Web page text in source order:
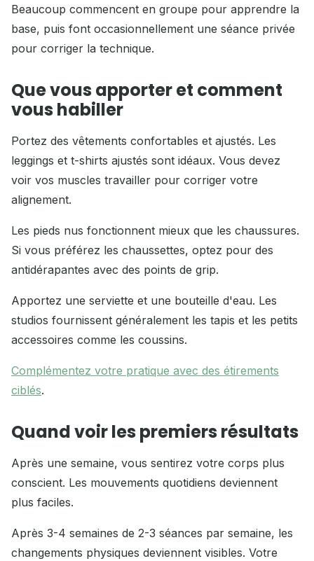
Beaucoup commencent en groupe pour apprendre la
base, puis font occasionnellement une séance privée
pour corriger la technique.
Que vous apporter et comment
vous habiller
Portez des vêtements confortables et ajustés. Les
leggings et t-shirts ajustés sont idéaux. Vous devez
voir vos muscles travailler pour corriger votre
alignement.
Les pieds nus fonctionnent mieux que les chaussures.
Si vous préférez les chaussettes, optez pour des
antidérapantes avec des points de grip.
Apportez une serviette et une bouteille d'eau. Les
studios fournissent généralement les tapis et les petits
accessoires comme les coussins.
Complémentez votre pratique avec des étirements
ciblés.
Quand voir les premiers résultats
Après une semaine, vous sentirez votre corps plus
conscient. Les mouvements quotidiens deviennent
plus faciles.
Après 3-4 semaines de 2-3 séances par semaine, les
changements physiques deviennent visibles. Votre